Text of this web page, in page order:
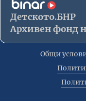
Детското.БНР
Архивен фонд
Общи